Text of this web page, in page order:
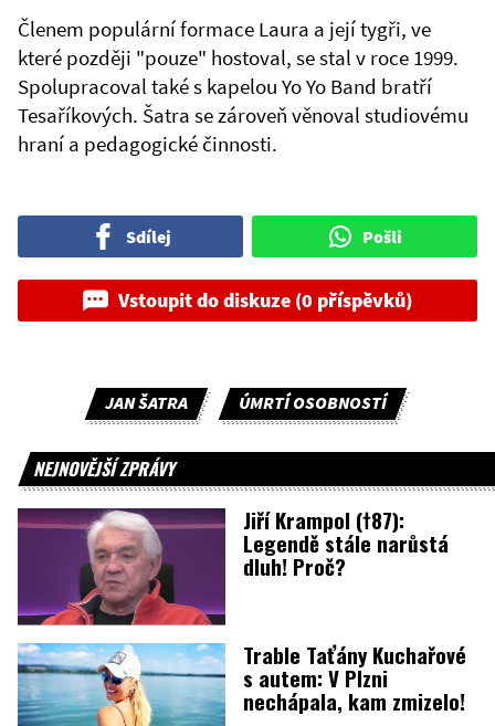
Členem populární formace Laura a její tygři, ve
které později "pouze" hostoval, se stal v roce 1999.
Spolupracoval také s kapelou Yo Yo Band bratří
Tesaříkových. Šatra se zároveň věnoval studiovému
hraní a pedagogické činnosti.
Sdílej Pošli
Vstoupit do diskuze (0 příspěvků)
JAN ŠATRA ÚMRTÍ OSOBNOSTÍ
NEJNOVĚJŠÍ ZPRÁVY
Jiří Krampol (†87):
Legendě stále narůstá
dluh! Proč?
Trable Taťány Kuchařové
s autem: V Plzni
nechápala, kam zmizelo!